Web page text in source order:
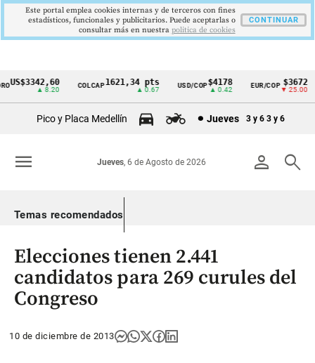
Cintillo
Colombia
US$3342,60
▲ 8.20
COLCAP1621,34 pts
▲ 0.67
USD/COP$4178
▲ 0.42
EUR/COP $3672
▼ 25.00
Pico y Placa Medellín Jueves 3 y 6 3 y 6
person search
Jueves, 6 de Agosto de 2026
menu
Temas recomendados
Elecciones tienen 2.441
candidatos para 269 curules del
Congreso
10 de diciembre de 2013
Este portal emplea cookies internas y de terceros con fines
estadísticos, funcionales y publicitarios. Puede aceptarlas o
consultar más en nuestra politica de cookies
CONTINUAR